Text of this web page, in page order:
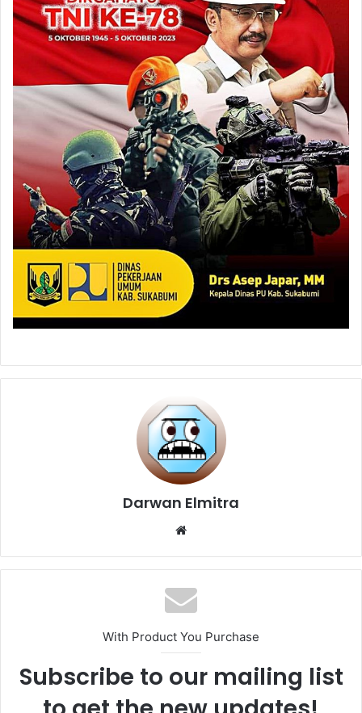
Darwan Elmitra
Website
With Product You Purchase
Subscribe to our mailing list